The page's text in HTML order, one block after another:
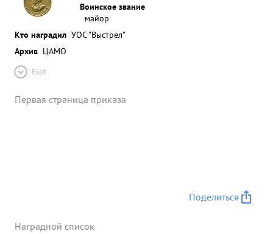
Воинское звание
майор
Кто наградил УОС "Выстрел"
Архив ЦАМО
Ещё
Первая страница приказа
Поделиться
Наградной список